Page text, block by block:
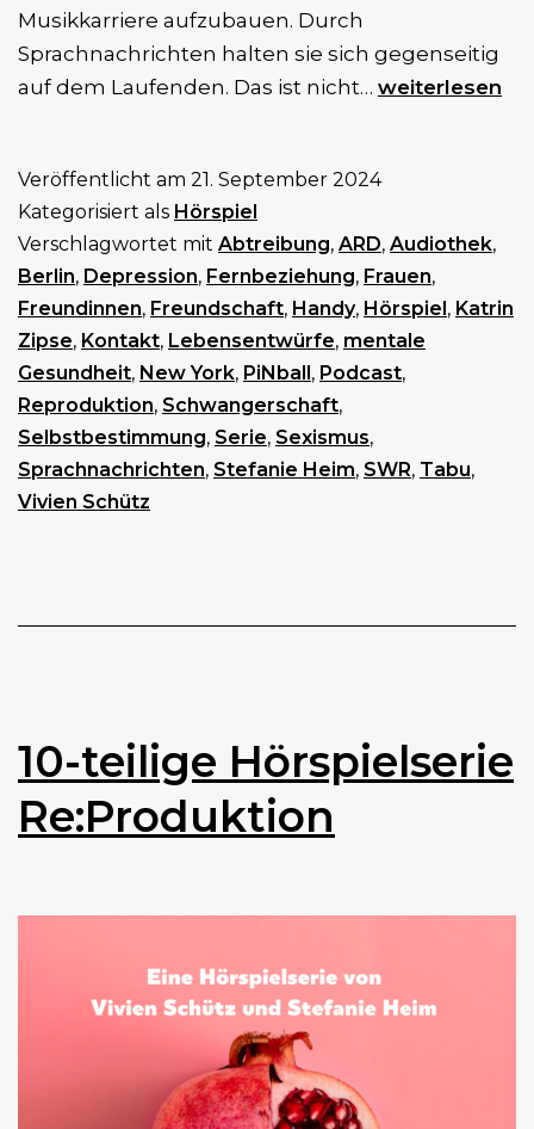
Musikkarriere aufzubauen. Durch
Sprachnachrichten halten sie sich gegenseitig
auf dem Laufenden. Das ist nicht… Re:Produktion
weiterlesen
Veröffentlicht am 21. September 2024
Kategorisiert als Hörspiel
Verschlagwortet mit Abtreibung, ARD, Audiothek,
Berlin, Depression, Fernbeziehung, Frauen,
Freundinnen, Freundschaft, Handy, Hörspiel, Katrin
Zipse, Kontakt, Lebensentwürfe, mentale
Gesundheit, New York, PiNball, Podcast,
Reproduktion, Schwangerschaft,
Selbstbestimmung, Serie, Sexismus,
Sprachnachrichten, Stefanie Heim, SWR, Tabu,
Vivien Schütz
10-teilige Hörspielserie
Re:Produktion